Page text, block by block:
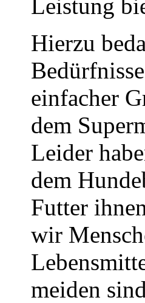
Leistung
Hierzu
einfacher
dem
Leider
dem
Futter
wir
meiden